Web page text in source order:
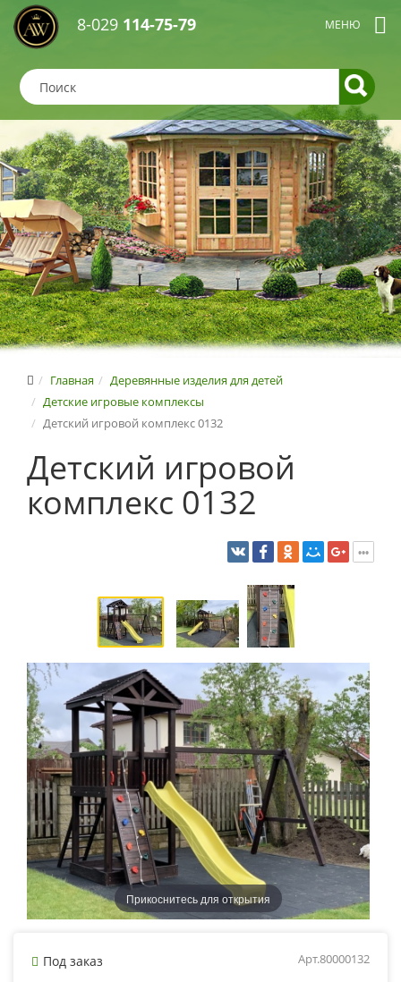
8-029 114-75-79
Главная
Деревянные изделия для детей
Детские игровые комплексы
Детский игровой комплекс 0132
Детский игровой
комплекс 0132
Прикоснитесь для открытия
Под заказ Арт.80000132